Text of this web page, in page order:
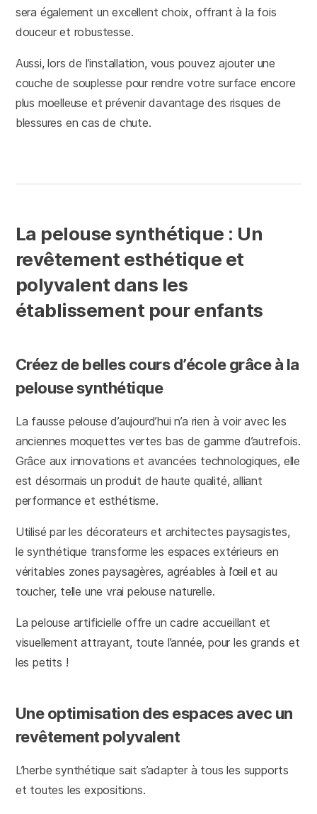
sera également un excellent choix, offrant à la fois
douceur et robustesse.
Aussi, lors de l’installation, vous pouvez ajouter une
couche de souplesse pour rendre votre surface encore
plus moelleuse et prévenir davantage des risques de
blessures en cas de chute.
La pelouse synthétique : Un
revêtement esthétique et
polyvalent dans les
établissement pour enfants
Créez de belles cours d’école grâce à la
pelouse synthétique
La fausse pelouse d’aujourd’hui n’a rien à voir avec les
anciennes moquettes vertes bas de gamme d’autrefois.
Grâce aux innovations et avancées technologiques, elle
est désormais un produit de haute qualité, alliant
performance et esthétisme.
Utilisé par les décorateurs et architectes paysagistes,
le synthétique transforme les espaces extérieurs en
véritables zones paysagères, agréables à l’œil et au
toucher, telle une vrai pelouse naturelle.
La pelouse artificielle offre un cadre accueillant et
visuellement attrayant, toute l’année, pour les grands et
les petits !
Une optimisation des espaces avec un
revêtement polyvalent
L’herbe synthétique sait s’adapter à tous les supports
et toutes les expositions.